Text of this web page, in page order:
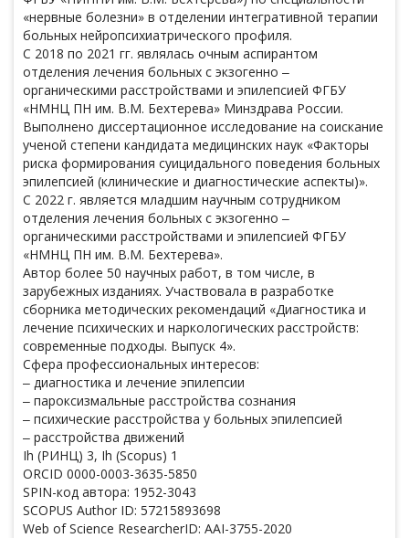
«нервные болезни» в отделении интегративной терапии
больных нейропсихиатрического профиля.
С 2018 по 2021 гг. являлась очным аспирантом
отделения лечения больных с экзогенно ‒
органическими расстройствами и эпилепсией ФГБУ
«НМНЦ ПH им. В.М. Бехтерева» Минздрава России.
Выполнено диссертационное исследование на соискание
ученой степени кандидата медицинских наук «Факторы
риска формирования суицидального поведения больных
эпилепсией (клинические и диагностические аспекты)».
С 2022 г. является младшим научным сотрудником
отделения лечения больных с экзогенно ‒
органическими расстройствами и эпилепсией ФГБУ
«НМНЦ ПH им. В.М. Бехтерева».
Автор более 50 научных работ, в том числе, в
зарубежных изданиях. Участвовала в разработке
сборника методических рекомендаций «Диагностика и
лечение психических и наркологических расстройств:
современные подходы. Выпуск 4».
Сфера профессиональных интересов:
‒ диагностика и лечение эпилепсии
‒ пароксизмальные расстройства сознания
‒ психические расстройства у больных эпилепсией
‒ расстройства движений
Ih (РИНЦ) 3, Ih (Scopus) 1
ORCID 0000-0003-3635-5850
SPIN-код автора: 1952-3043
SCOPUS Author ID: 57215893698
Web of Science ResearcherID: AAI-3755-2020